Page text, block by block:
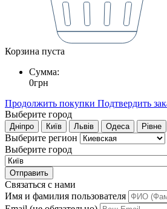
Корзина пуста
Сумма:
0грн
Продолжить покупки Подтвердить
Выберите город
Дніпро Київ Львів Одеса Рівне
Выберите регион
Выберите город
Отправить
Связаться с нами
Имя и фамилия пользователя